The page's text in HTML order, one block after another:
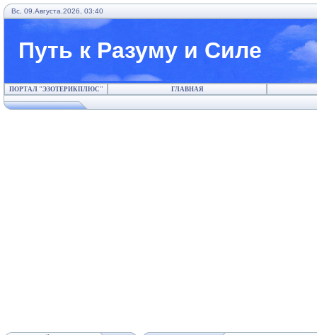
Вс, 09.Августа.2026, 03:40
Путь к Разуму и Силе
ПОРТАЛ "ЭЗОТЕРИКПЛЮС" ГЛАВНАЯ